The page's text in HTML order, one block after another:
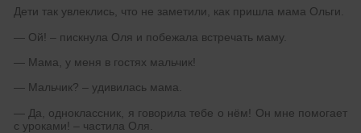
Дети так увлеклись, что не заметили, как пришла мама Ольги.
— Ой! – пискнула Оля и побежала встречать маму.
— Мама, у меня в гостях мальчик!
— Мальчик? – удивилась мама.
— Да, одноклассник, я говорила тебе о нём! Он мне помогает
с уроками! – частила Оля.